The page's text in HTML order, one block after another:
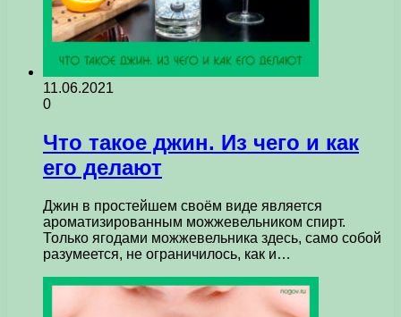
11.06.2021
0
Что такое джин. Из чего и как
его делают
Джин в простейшем своём виде является
ароматизированным можжевельником спирт.
Только ягодами можжевельника здесь, само собой
разумеется, не ограничилось, как и…